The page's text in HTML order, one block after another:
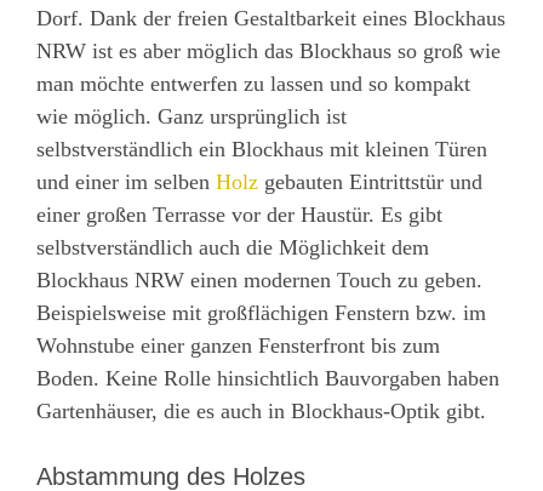
Dorf. Dank der freien Gestaltbarkeit eines Blockhaus
NRW ist es aber möglich das Blockhaus so groß wie
man möchte entwerfen zu lassen und so kompakt
wie möglich. Ganz ursprünglich ist
selbstverständlich ein Blockhaus mit kleinen Türen
und einer im selben Holz gebauten Eintrittstür und
einer großen Terrasse vor der Haustür. Es gibt
selbstverständlich auch die Möglichkeit dem
Blockhaus NRW einen modernen Touch zu geben.
Beispielsweise mit großflächigen Fenstern bzw. im
Wohnstube einer ganzen Fensterfront bis zum
Boden. Keine Rolle hinsichtlich Bauvorgaben haben
Gartenhäuser, die es auch in Blockhaus-Optik gibt.
Abstammung des Holzes